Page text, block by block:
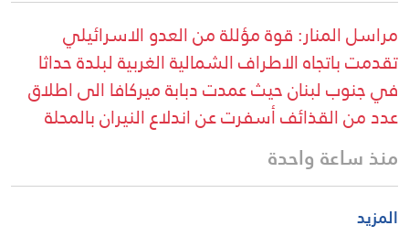
مراسل المنار: قوة مؤللة من العدو الاسرائيلي
تقدمت باتجاه الاطراف الشمالية الغربية لبلدة حداثا
في جنوب لبنان حيث عمدت دبابة ميركافا الى اطلاق
عدد من القذائف أسفرت عن اندلاع النيران بالمحلة
منذ ساعة واحدة
المزيد